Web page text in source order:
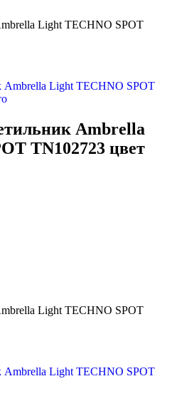
Light TECHNO SPOT
Ambrella
TN102723 цвет
Light TECHNO SPOT